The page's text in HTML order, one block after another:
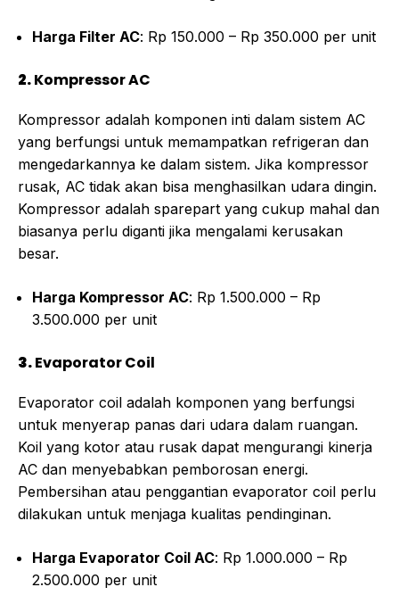
Harga Filter AC: Rp 150.000 – Rp 350.000 per unit
2.Kompressor AC
Kompressor adalah komponen inti dalam sistem AC
yang berfungsi untuk memampatkan refrigeran dan
mengedarkannya ke dalam sistem. Jika kompressor
rusak, AC tidak akan bisa menghasilkan udara dingin.
Kompressor adalah sparepart yang cukup mahal dan
biasanya perlu diganti jika mengalami kerusakan
besar.
Harga Kompressor AC: Rp 1.500.000 – Rp
3.500.000 per unit
3.Evaporator Coil
Evaporator coil adalah komponen yang berfungsi
untuk menyerap panas dari udara dalam ruangan.
Koil yang kotor atau rusak dapat mengurangi kinerja
AC dan menyebabkan pemborosan energi.
Pembersihan atau penggantian evaporator coil perlu
dilakukan untuk menjaga kualitas pendinginan.
Harga Evaporator Coil AC: Rp 1.000.000 – Rp
2.500.000 per unit